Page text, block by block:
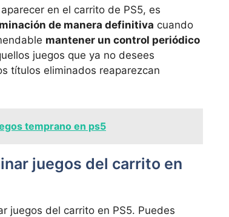
en el carrito de PS5, es
de⁣ manera definitiva ‌cuando
mantener un control periódico
​juegos que ya no‌ desees
⁢títulos eliminados reaparezcan
temprano en ps5
juegos del carrito en
juegos del carrito en ‌PS5. Puedes‍